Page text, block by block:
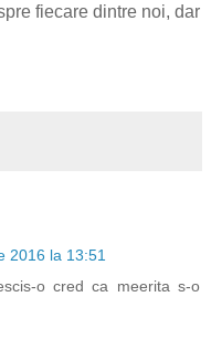
fiecare dintre noi, dar
2016 la 13:51
o cred ca meerita s-o